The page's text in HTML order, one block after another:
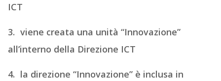
ICT
3. viene creata una unità “Innovazione”
all’interno della Direzione ICT
4. la direzione “Innovazione” è inclusa in